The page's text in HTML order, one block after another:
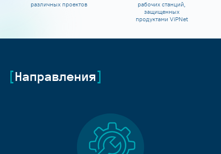
различных проектов
рабочих станций,
защищенных
продуктами ViPNet
Направления